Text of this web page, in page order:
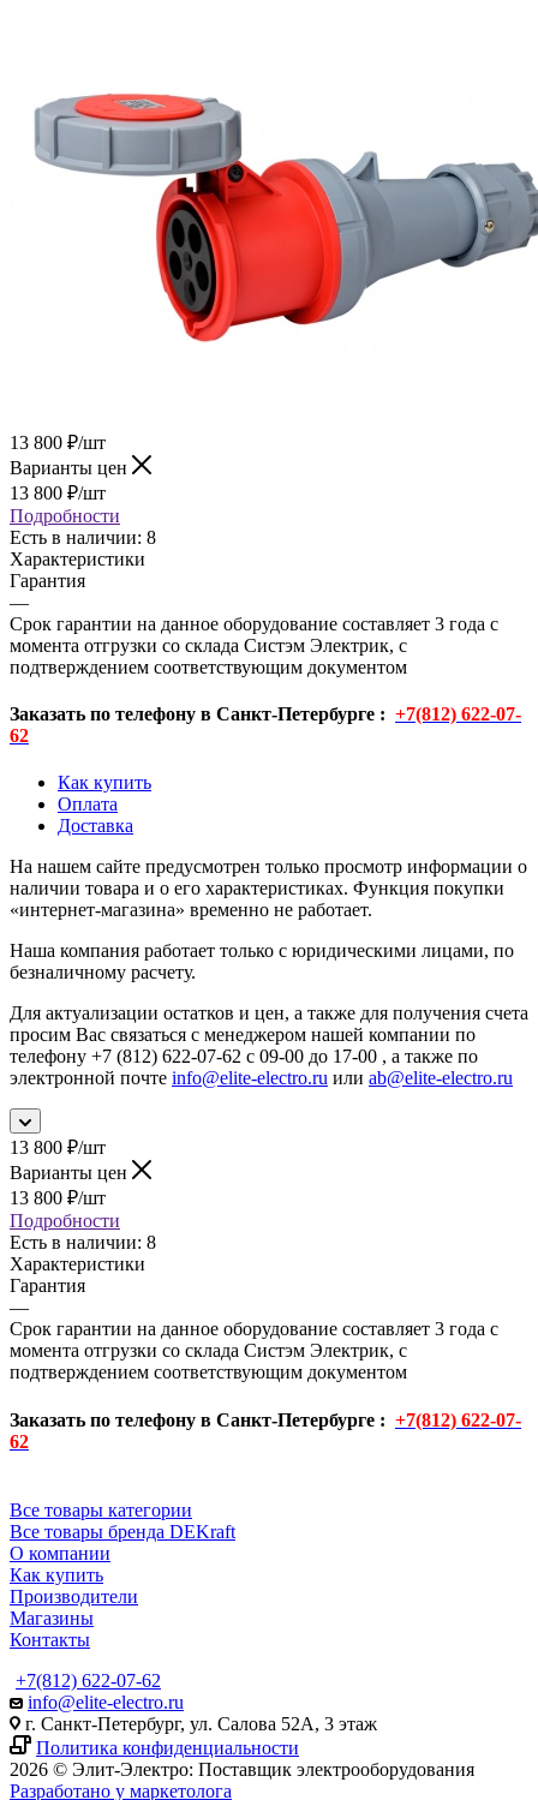
13 800 ₽/шт
Варианты цен
13 800 ₽/шт
Подробности
Есть в наличии: 8
Характеристики
Гарантия
—
Срок гарантии на данное оборудование составляет 3 года с
момента отгрузки со склада Систэм Электрик, с
подтверждением соответствующим документом
Заказать по телефону в Санкт-Петербурге : +7(812) 622-07-
62
Как купить
Оплата
Доставка
На нашем сайте предусмотрен только просмотр информации о
наличии товара и о его характеристиках. Функция покупки
«интернет-магазина» временно не работает.
Наша компания работает только с юридическими лицами, по
безналичному расчету.
Для актуализации остатков и цен, а также для получения счета
просим Вас связаться с менеджером нашей компании по
телефону +7 (812) 622-07-62 с 09-00 до 17-00 , а также по
электронной почте info@elite-electro.ru или ab@elite-electro.ru
13 800 ₽/шт
Варианты цен
13 800 ₽/шт
Подробности
Есть в наличии: 8
Характеристики
Гарантия
—
Срок гарантии на данное оборудование составляет 3 года с
момента отгрузки со склада Систэм Электрик, с
подтверждением соответствующим документом
Заказать по телефону в Санкт-Петербурге : +7(812) 622-07-
62
Все товары категории
Все товары бренда DEKraft
О компании
Как купить
Производители
Магазины
Контакты
+7(812) 622-07-62
info@elite-electro.ru
г. Санкт-Петербург, ул. Салова 52А, 3 этаж
Политика конфиденциальности
2026 © Элит-Электро: Поставщик электрооборудования
Разработано у маркетолога